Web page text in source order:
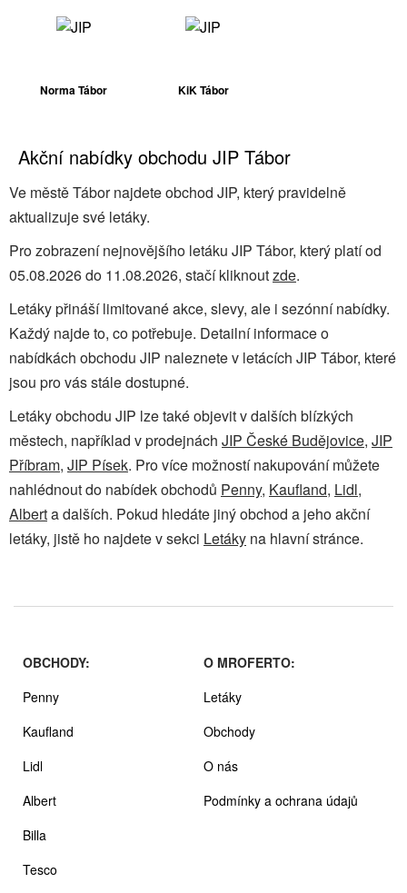
Norma Tábor KiK Tábor
Akční nabídky obchodu JIP Tábor
Ve městě Tábor najdete obchod JIP, který pravidelně
aktualizuje své letáky.
Pro zobrazení nejnovějšího letáku JIP Tábor, který platí od
05.08.2026 do 11.08.2026, stačí kliknoutzde.
Letáky přináší limitované akce, slevy, ale i sezónní nabídky.
Každý najde to, co potřebuje. Detailní informace o
nabídkách obchodu JIP naleznete v letácích JIP Tábor, které
jsou pro vás stále dostupné.
Letáky obchodu JIP lze také objevit v dalších blízkých
městech, například v prodejnách JIP České Budějovice, JIP
Příbram, JIP Písek. Pro více možností nakupování můžete
nahlédnout do nabídek obchodů Penny, Kaufland, Lidl,
Alberta dalších. Pokud hledáte jiný obchod a jeho akční
letáky, jistě ho najdete v sekci Letáky na hlavní stránce.
OBCHODY:
Penny
Kaufland
Lidl
Albert
Billa
Tesco
O MROFERTO:
Letáky
Obchody
O nás
Podmínky a ochrana údajů